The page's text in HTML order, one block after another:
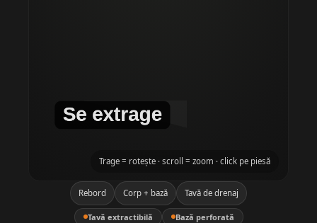
Trage = rotește · scroll = zoom · click pe piesă
Rebord Corp + bază Tavă de drenaj
Tavă extractibilă
Bază perforată